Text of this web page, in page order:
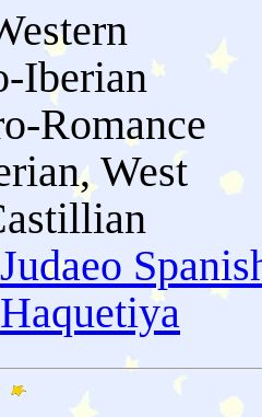
Iberian
Romance
West
Judaeo
Haquetiya